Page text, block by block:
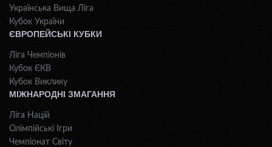
Українська Вища Ліга
Кубок України
ЄВРОПЕЙСЬКІ КУБКИ
Ліга Чемпіонів
Кубок ЄКВ
Кубок Виклику
МІЖНАРОДНІ ЗМАГАННЯ
Ліга Націй
Олімпійські Ігри
Чемпіонат Світу